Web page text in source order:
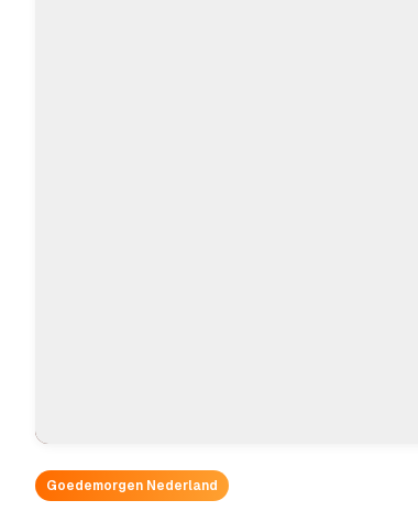
Goedemorgen Nederland